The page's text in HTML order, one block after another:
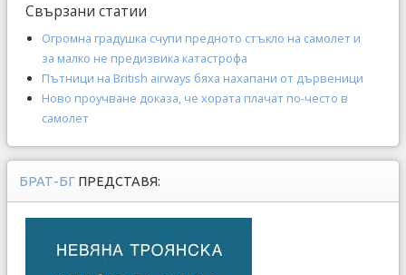
Свързани статии
Огромна градушка счупи предното стъкло на самолет и
за малко не предизвика катастрофа
Пътници на British airways бяха нахапани от дървеници
Ново проучване доказа, че хората плачат по-често в
самолет
БРАТ-БГ ПРЕДСТАВЯ: